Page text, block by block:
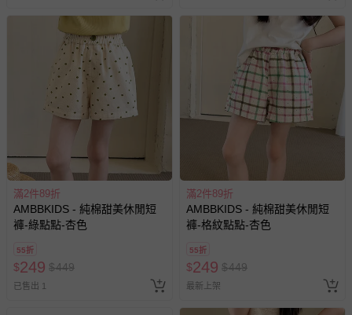
滿2件89折
AMBBKIDS - 純棉甜美休閒短
褲-綠點點-杏色
55折
$249 $449
已售出 1
滿2件89折
AMBBKIDS - 純棉甜美休閒短
褲-格紋點點-杏色
55折
$249 $449
最新上架